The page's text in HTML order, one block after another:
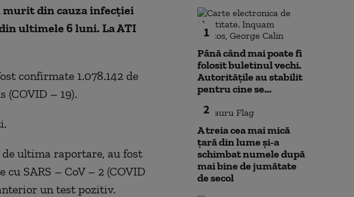
murit din cauza infecției
ultimele 6 luni. La ATI
confirmate 1.078.142 de
(COVID – 19).
ultima raportare, au fost
SARS – CoV – 2 (COVID
un test pozitiv.
1
Până când mai poate fi
folosit buletinul vechi.
Autoritățile au stabilit
pentru cine se...
2
A treia cea mai mică
țară din lume și-a
schimbat numele după
mai bine de jumătate
de secol